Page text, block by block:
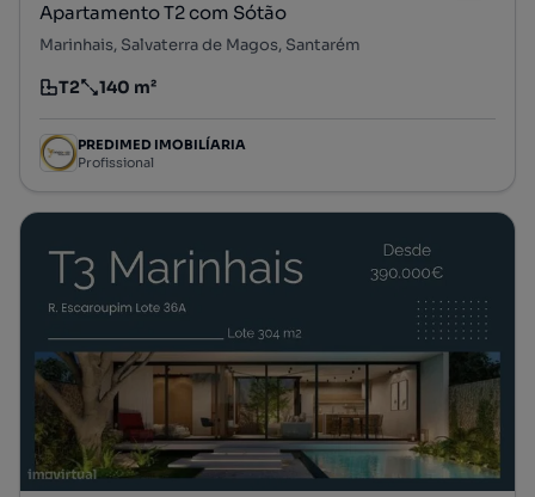
Apartamento T2 com Sótão
Marinhais, Salvaterra de Magos, Santarém
Tipologia
T2
Preço por metro quadrado
140 m²
PREDIMED IMOBILÍARIA
Profissional